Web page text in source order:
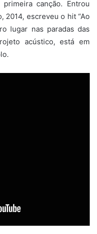
canção. Entrou
2014, escreveu o hit “Ao
lugar nas paradas das
acústico, está em